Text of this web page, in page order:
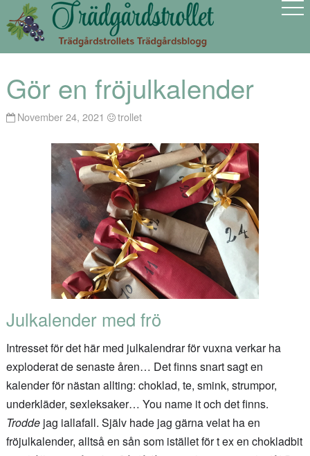
Gör en fröjulkalender
November 24, 2021 trollet
Julkalender med frö
Intresset för det här med julkalendrar för vuxna verkar ha
exploderat de senaste åren… Det finns snart sagt en
kalender för nästan allting: choklad, te, smink, strumpor,
underkläder, sexleksaker… You name it och det finns.
Troddejag iallafall. Själv hade jag gärna velat ha en
fröjulkalender, alltså en sån som istället för t ex en chokladbit